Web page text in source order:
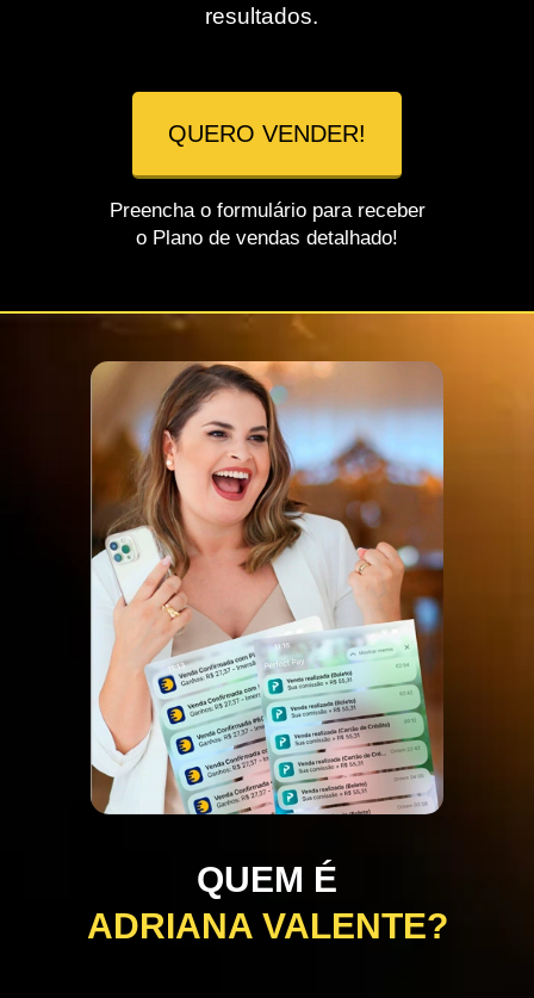
resultados.
QUERO VENDER!
Preencha o formulário para receber
o Plano de vendas detalhado!
QUEM É
ADRIANA VALENTE?